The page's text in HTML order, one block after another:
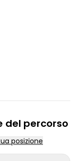
del percorso
posizione